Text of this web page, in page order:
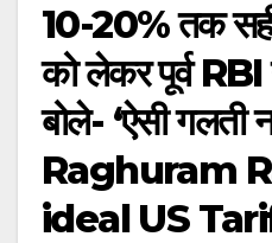
10-20% तक
को लेकर पूर्व RBI
बोले- ‘ऐसी गलती
Raghuram
ideal US